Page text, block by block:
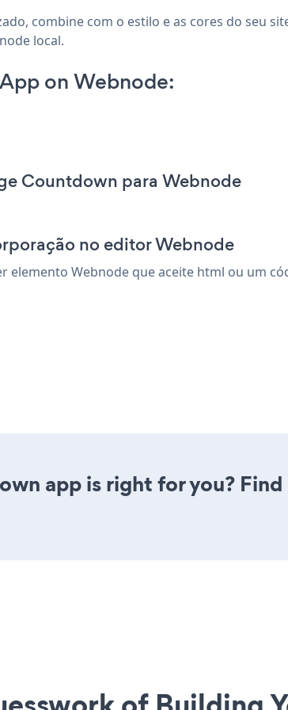
combine com o estilo e as cores do seu
local.
on Webnode:
Countdown para Webnode
no editor Webnode
Webnode que aceite html ou um
app is right for you?